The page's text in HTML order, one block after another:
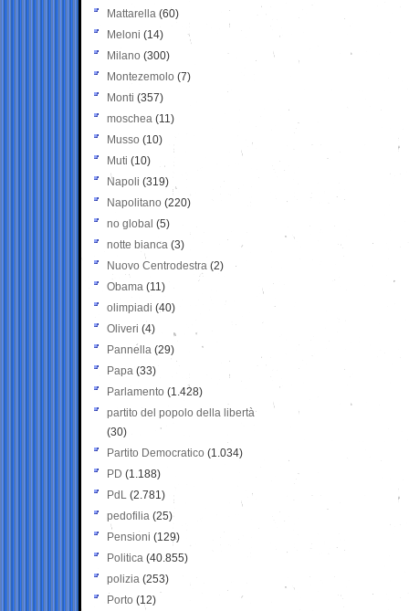
Mattarella (60)
Meloni (14)
Milano (300)
Montezemolo (7)
Monti (357)
moschea (11)
Musso (10)
Muti (10)
Napoli (319)
Napolitano (220)
no global (5)
notte bianca (3)
Nuovo Centrodestra (2)
Obama (11)
olimpiadi (40)
Oliveri (4)
Pannella (29)
Papa (33)
Parlamento (1.428)
partito del popolo della libertà
(30)
Partito Democratico (1.034)
PD (1.188)
PdL (2.781)
pedofilia (25)
Pensioni (129)
Politica (40.855)
polizia (253)
Porto (12)